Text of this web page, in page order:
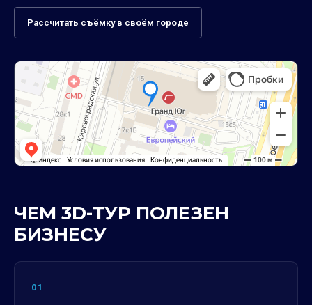
Рассчитать съёмку в своём городе
ЧЕМ 3D-ТУР ПОЛЕЗЕН
БИЗНЕСУ
01